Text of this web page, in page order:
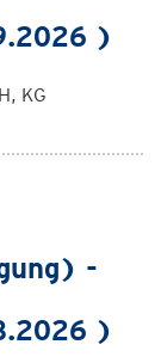
)
KG
-
)